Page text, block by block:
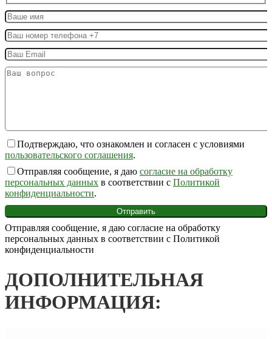
Подтверждаю, что ознакомлен и согласен с условиями
пользовательского соглашения.
Отправляя сообщение, я даю согласие на обработку
персональных данных в соответствии с Политикой
конфиденциальности.
Отправляя сообщение, я даю согласие на обработку
персональных данных в соответствии с Политикой
конфиденциальности
ДОПОЛНИТЕЛЬНАЯ
ИНФОРМАЦИЯ: